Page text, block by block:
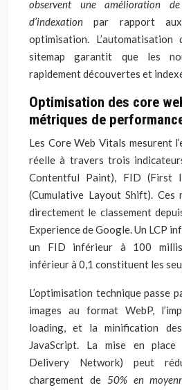
observent une amélioration
d’indexationpar rapport
optimisation.
sitemap garantit que les
rapidement découvertes et
Optimisation des core
métriques de
Les Core Web Vitals mesurent
réelle à travers trois
Contentful Paint), FID (First
(Cumulative Layout Shift). Ces
directement le classement
Experience de Google. Un LCP
un FID inférieur à 100
inférieur à 0,1 constituent les
L’optimisation technique passe
images au format WebP,
loading, et la minification
JavaScript. La mise en place
Delivery Network) peut
chargement de 50% en